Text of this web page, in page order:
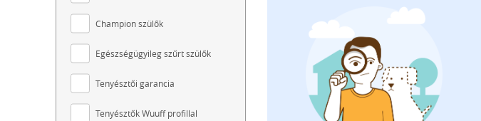
Champion szülők
Egészségügyileg szűrt szülők
Tenyésztői garancia
Tenyésztők Wuuff profillal